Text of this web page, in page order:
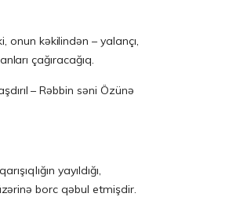
kəkilindən – yalançı,
çağıracağıq.
– Rəbbin səni Özünə
yayıldığı,
borc qəbul etmişdir.